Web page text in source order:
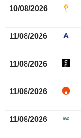
10/08/2026
11/08/2026
11/08/2026
11/08/2026
11/08/2026